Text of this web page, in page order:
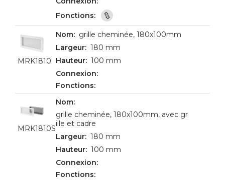
MRK1810
grille cheminée, 180x100mm
180 mm
100 mm
MRK1810S
grille cheminée, 180x100mm, avec gr
ille et cadre
180 mm
100 mm